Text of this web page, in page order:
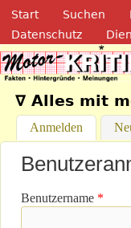
Navigation
Start Suchen
Datenschutz
∇ Alles mit
Anmelden (aktiver
Benutzername *